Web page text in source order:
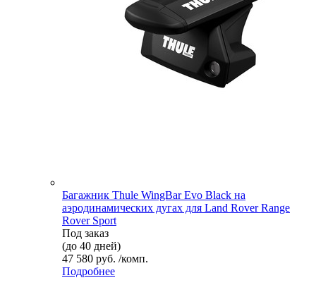
Багажник Thule WingBar Evo Black на
аэродинамических дугах для Land Rover Range
Rover Sport
Под заказ
(до 40 дней)
47 580 руб. /комп.
Подробнее